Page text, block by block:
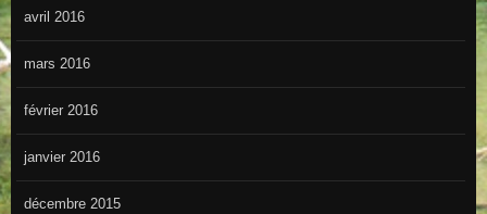
avril 2016
mars 2016
février 2016
janvier 2016
décembre 2015